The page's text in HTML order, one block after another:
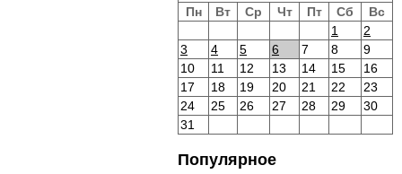
Пн
Вт Ср Чт Пт Сб
Вс
1
2
3
4 5 6 7 8
9
10
11 12 13 14 15
16
17
18 19 20 21 22
23
24
25 26 27 28 29
30
31
Популярное